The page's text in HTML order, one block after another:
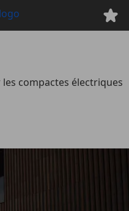
compactes électriques